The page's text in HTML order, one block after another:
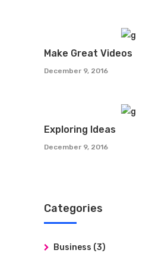
Make Great Videos
December 9, 2016
Exploring Ideas
December 9, 2016
Categories
Business (3)